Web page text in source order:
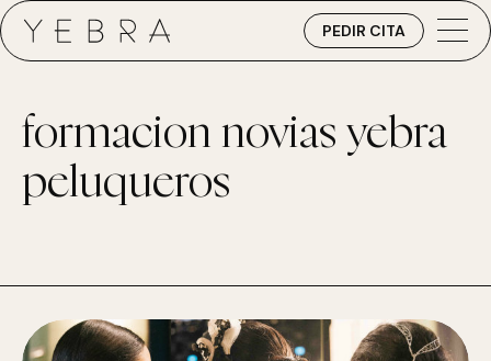
PEDIR CITA
formacion novias yebra
peluqueros